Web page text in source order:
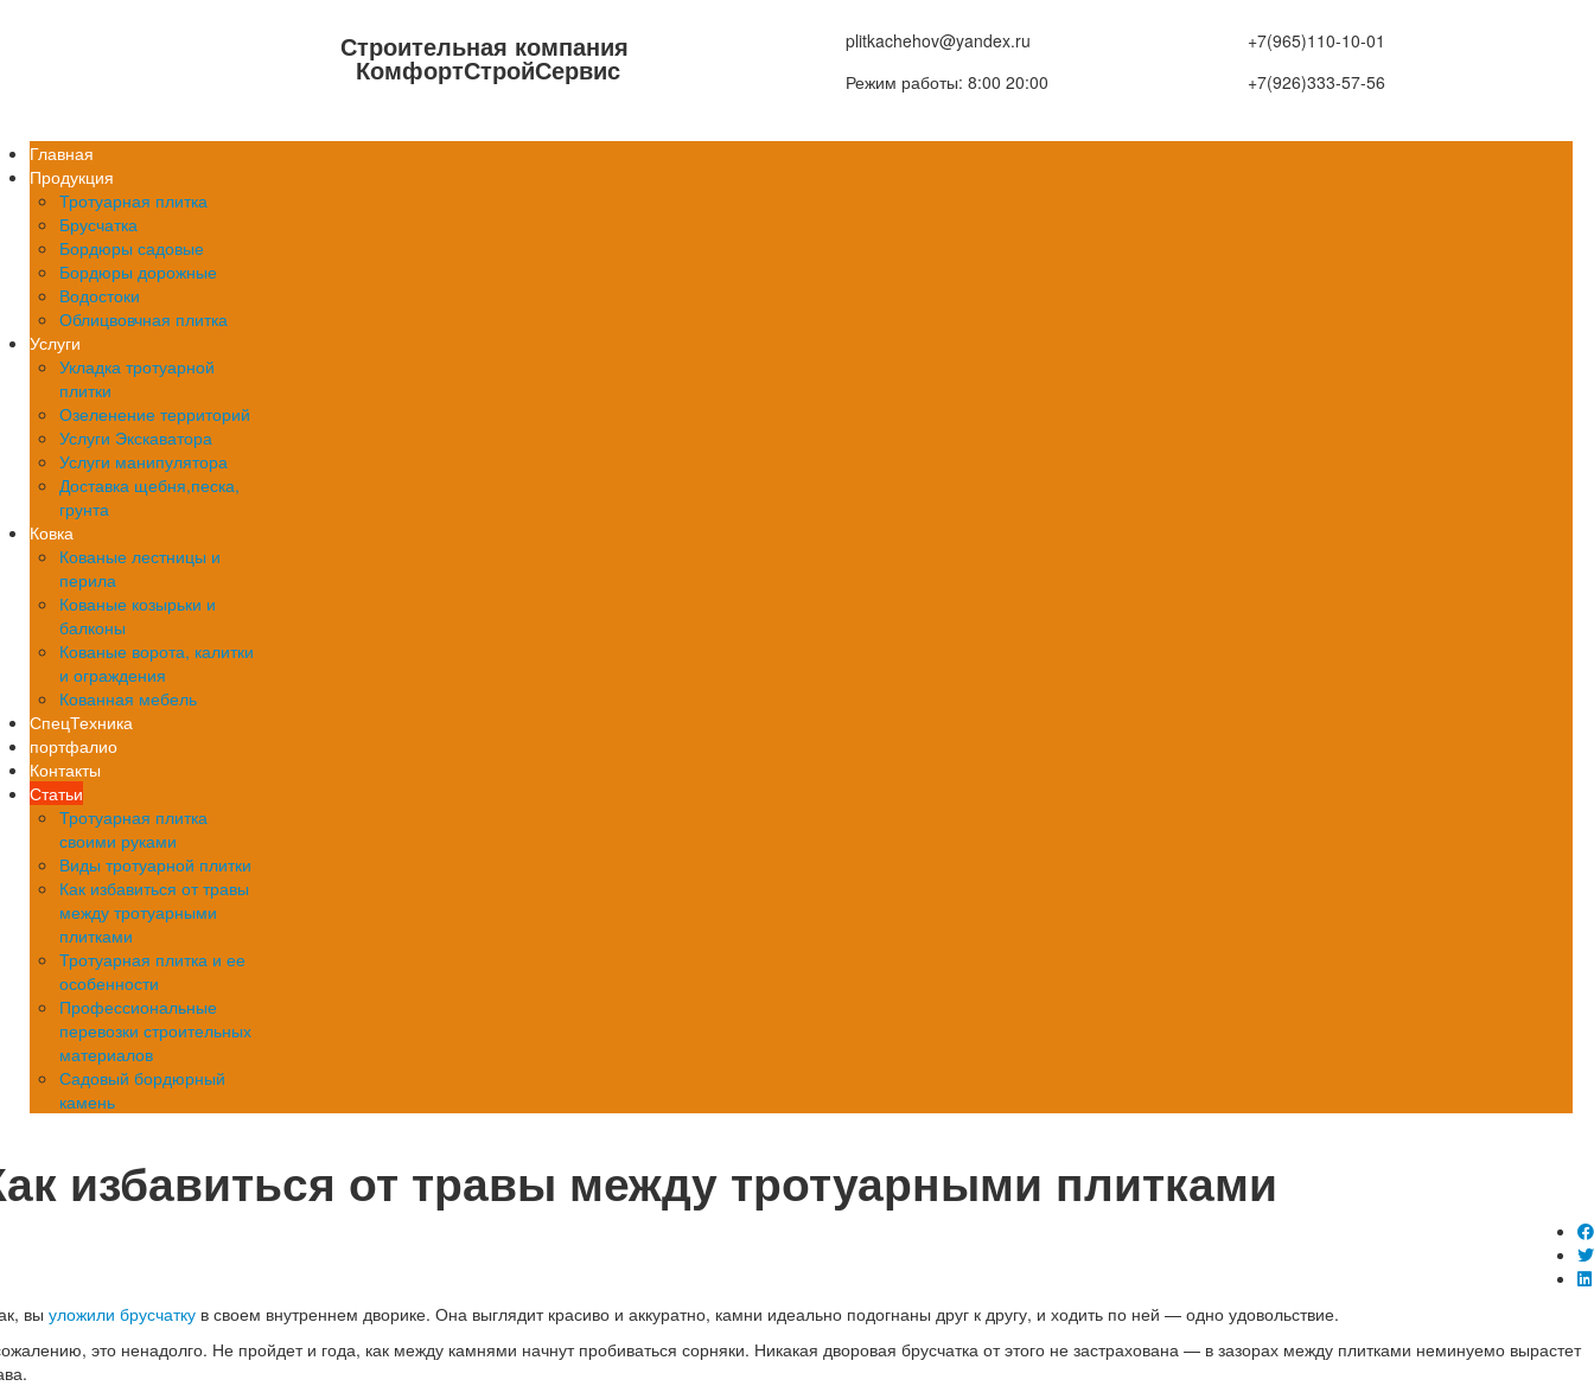
Строительная компания
КомфортСтройСервис
plitkachehov@yandex.ru
Режим работы: 8:00 20:00
+7(965)110-10-01
+7(926)333-57-56
Главная
Продукция
Тротуарная плитка
Брусчатка
Бордюры садовые
Бордюры дорожные
Водостоки
Облицвовчная плитка
Услуги
Укладка тротуарной
плитки
Озеленение территорий
Услуги Экскаватора
Услуги манипулятора
Доставка щебня,песка,
грунта
Ковка
Кованые лестницы и
перила
Кованые козырьки и
балконы
Кованые ворота, калитки
и ограждения
Кованная мебель
СпецТехника
портфалио
Контакты
Статьи
Тротуарная плитка
своими руками
Виды тротуарной плитки
Как избавиться от травы
между тротуарными
плитками
Тротуарная плитка и ее
особенности
Профессиональные
перевозки строительных
материалов
Садовый бордюрный
камень
избавиться от травы между тротуарными плитками
вы уложили брусчатку в своем внутреннем дворике. Она выглядит красиво и аккуратно, камни идеально подогнаны друг к другу, и ходить по ней — одно удовольствие.
это ненадолго. Не пройдет и года, как между камнями начнут пробиваться сорняки. Никакая дворовая брусчатка от этого не застрахована — в зазорах между плитками неминуемо вырастет